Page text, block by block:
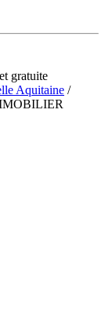
gratuite
Aquitaine /